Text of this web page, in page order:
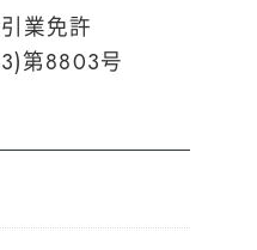
業免許
第8803号